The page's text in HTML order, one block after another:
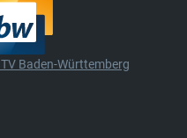
Baden-Württemberg